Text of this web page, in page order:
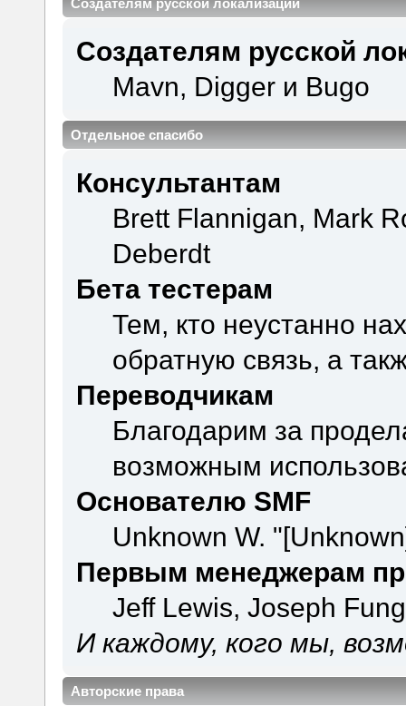
Создателям русской
Mavn, Digger и Bugo
Отдельное спасибо
Консультантам
Brett Flannigan, Mark
Deberdt
Бета тестерам
Тем, кто неустанно
обратную связь, а
Переводчикам
Благодарим за
возможным
Основателю SMF
Unknown W.
Первым менеджерам
Jeff Lewis, Joseph
И каждому, кого мы,
Авторские права